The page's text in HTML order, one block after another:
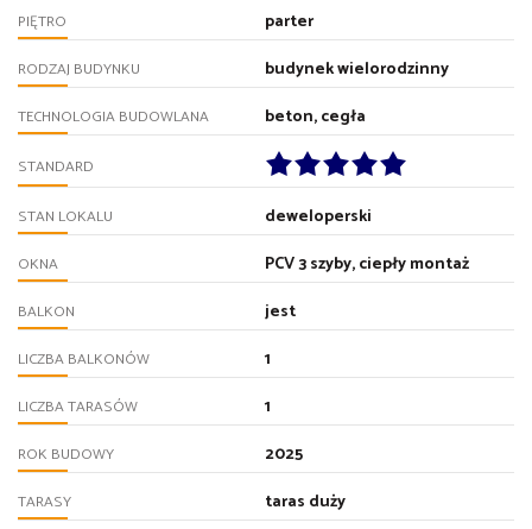
PIĘTRO parter
RODZAJ BUDYNKU budynek wielorodzinny
TECHNOLOGIA BUDOWLANA beton, cegła
STANDARD
STAN LOKALU deweloperski
OKNA PCV 3 szyby, ciepły montaż
BALKON jest
LICZBA BALKONÓW 1
LICZBA TARASÓW 1
ROK BUDOWY 2025
TARASY taras duży